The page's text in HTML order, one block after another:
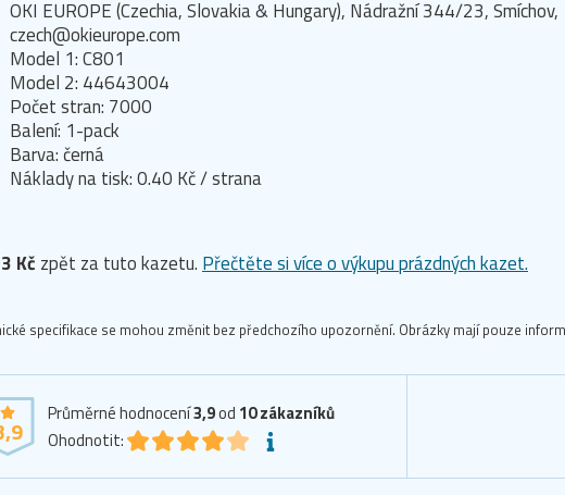
OKI EUROPE (Czechia, Slovakia & Hungary), Nádražní 344/23,
czech@okieurope.com
Model 1: C801
Model 2: 44643004
Počet stran: 7000
Balení: 1-pack
Barva: černá
Náklady na tisk: 0.40 Kč / strana
Kč zpět za tuto kazetu. Přečtěte si více o výkupu prázdných kazet.
specifikace se mohou změnit bez předchozího upozornění. Obrázky mají pouze
Průměrné hodnocení3,9od 10zákazníků
Ohodnotit: